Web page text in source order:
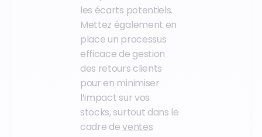
les écarts potentiels.
Mettez également en
place un processus
efficace de gestion
des retours clients
pour en minimiser
l’impact sur vos
stocks, surtout dans le
cadre deventes